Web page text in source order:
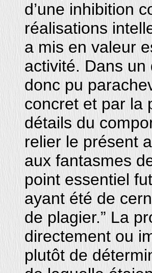
d’une inhibition
réalisations
a mis en valeur
activité. Dans
donc pu
concret et par la
détails du
relier le présent
aux fantasmes
point essentiel
ayant été de
de plagier.” La
directement ou
plutôt de